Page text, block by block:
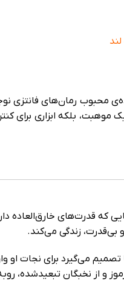
موهبت، بلکه ابزاری برای
می‌گیرد برای نجات او
و از نخبگان تبعیدشده،